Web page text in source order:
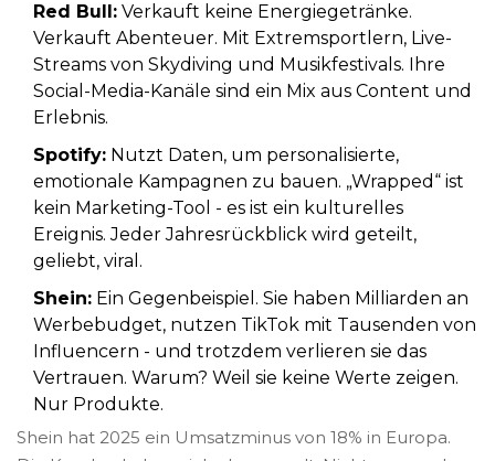
Red Bull: Verkauft keine Energiegetränke.
Verkauft Abenteuer. Mit Extremsportlern, Live-
Streams von Skydiving und Musikfestivals. Ihre
Social-Media-Kanäle sind ein Mix aus Content und
Erlebnis.
Spotify: Nutzt Daten, um personalisierte,
emotionale Kampagnen zu bauen. „Wrapped“ ist
kein Marketing-Tool - es ist ein kulturelles
Ereignis. Jeder Jahresrückblick wird geteilt,
geliebt, viral.
Shein: Ein Gegenbeispiel. Sie haben Milliarden an
Werbebudget, nutzen TikTok mit Tausenden von
Influencern - und trotzdem verlieren sie das
Vertrauen. Warum? Weil sie keine Werte zeigen.
Nur Produkte.
Shein hat 2025 ein Umsatzminus von 18% in Europa.